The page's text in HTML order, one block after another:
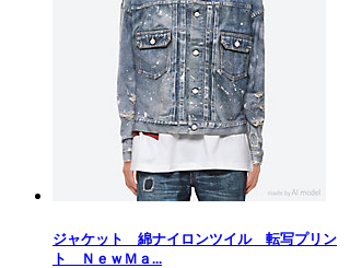
ジャケット 綿ナイロンツイル 転写プリン
ト ＮｅｗＭａ...